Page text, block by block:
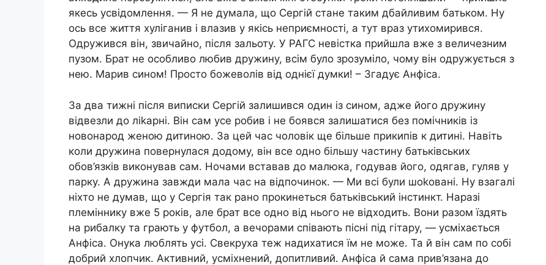
якесь усвідомлення. — Я не думала, що Сергій стане таким дбайливим батьком. Ну
ось все життя хуліганив і влазив у якісь неприємності, а тут враз утихомирився.
Одружився він, звичайно, після зальоту. У РАГС невістка прийшла вже з величезним
пузом. Брат не особливо любив дружину, всім було зрозуміло, чому він одружується з
нею. Марив сином! Просто божеволів від однієї думки! – Згадує Анфіса.
За два тижні після виписки Сергій залишився один із сином, адже його дружину
відвезли до ліkарні. Він сам усе робив і не боявся залишатися без помічників із
новонарод женою дитиною. За цей час чоловік ще більше прикипів к дитині. Навіть
коли дружина повернулася додому, він все одно більшу частину батьківських
обов’язків виконував сам. Ночами вставав до малюка, годував його, одягав, гуляв у
парку. А дружина завжди мала час на відпочинок. — Ми всі були шоkовані. Ну взагалі
ніхто не думав, що у Сергія так рано прокинеться батьківський інстинкт. Наразі
племіннику вже 5 років, але брат все одно від нього не відходить. Вони разом їздять
на рибалку та грають у футбол, а вечорами співають пісні під гітару, — усміхається
Анфіса. Онука люблять усі. Свекруха теж надихатися їм не може. Та й він сам по собі
добрий хлопчик. Активний, усміхнений, допитливий. Анфіса й сама прив’язана до